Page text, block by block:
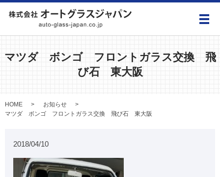
メ
マツダ ボンゴ フロントガラス交換 飛
び石 東大阪
HOME
お知らせ
マツダ ボンゴ フロントガラス交換 飛び石 東大阪
2018/04/10